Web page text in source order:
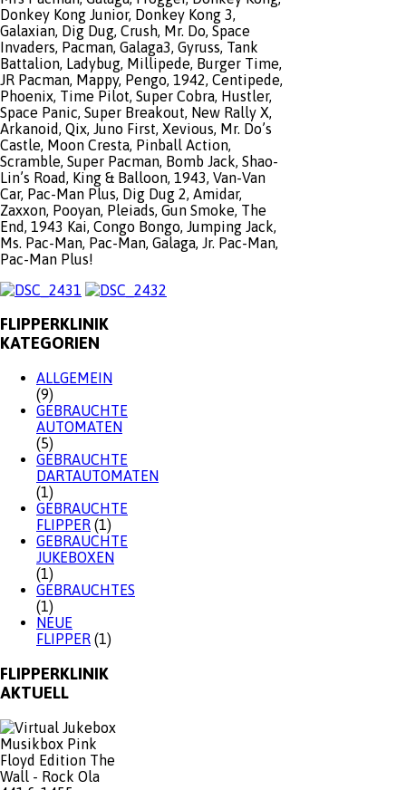
Donkey Kong Junior, Donkey Kong 3,
Galaxian, Dig Dug, Crush, Mr. Do, Space
Invaders, Pacman, Galaga3, Gyruss, Tank
Battalion, Ladybug, Millipede, Burger Time,
JR Pacman, Mappy, Pengo, 1942, Centipede,
Phoenix, Time Pilot, Super Cobra, Hustler,
Space Panic, Super Breakout, New Rally X,
Arkanoid, Qix, Juno First, Xevious, Mr. Do’s
Castle, Moon Cresta, Pinball Action,
Scramble, Super Pacman, Bomb Jack, Shao-
Lin’s Road, King & Balloon, 1943, Van-Van
Car, Pac-Man Plus, Dig Dug 2, Amidar,
Zaxxon, Pooyan, Pleiads, Gun Smoke, The
End, 1943 Kai, Congo Bongo, Jumping Jack,
Ms. Pac-Man, Pac-Man, Galaga, Jr. Pac-Man,
Pac-Man Plus!
FLIPPERKLINIK
KATEGORIEN
ALLGEMEIN
(9)
GEBRAUCHTE
AUTOMATEN
(5)
GEBRAUCHTE
DARTAUTOMATEN
(1)
GEBRAUCHTE
FLIPPER (1)
GEBRAUCHTE
JUKEBOXEN
(1)
GEBRAUCHTES
(1)
NEUE
FLIPPER (1)
FLIPPERKLINIK
AKTUELL